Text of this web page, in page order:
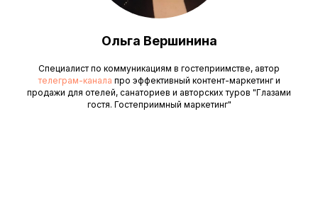
Ольга Вершинина
Специалист по коммуникациям в гостеприимстве, автор
телеграм-канала про эффективный контент-маркетинг и
продажи для отелей, санаториев и авторских туров "Глазами
гостя. Гостеприимный маркетинг"